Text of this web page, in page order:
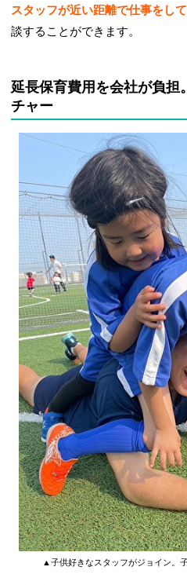
スタッフが近い距離で仕事をし
談することができます。
延長保育費用を会社が負担
チャー
▲子供好きなスタッフがジョイン。